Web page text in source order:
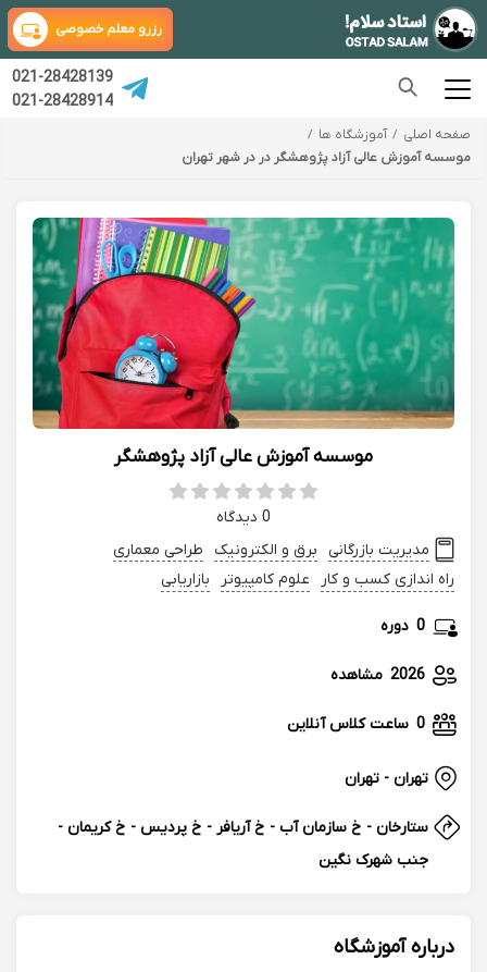
رزرو معلم خصوصی
021-28428139
021-28428914
صفحه اصلی
آموزشگاه ها
موسسه آموزش عالی آزاد پژوهشگر در در شهر تهران
موسسه آموزش عالی آزاد پژوهشگر
0 دیدگاه
مدیریت بازرگانی برق و الکترونیک
طراحی معماری
راه اندازی کسب و کار
علوم کامپیوتر بازاریابی
0 دوره
2026 مشاهده
0 ساعت کلاس آنلاین
تهران - تهران
ستارخان - خ سازمان آب - خ آریافر - خ پردیس - خ کریمان -
جنب شهرک نگین
درباره آموزشگاه